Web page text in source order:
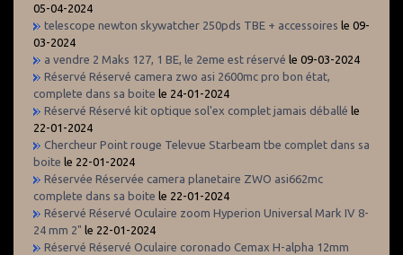
05-04-2024
telescope newton skywatcher 250pds TBE + accessoires le 09-
03-2024
a vendre 2 Maks 127, 1 BE, le 2eme est réservé le 09-03-2024
Réservé Réservé camera zwo asi 2600mc pro bon état,
complete dans sa boite le 24-01-2024
Réservé Réservé kit optique sol'ex complet jamais déballé le
22-01-2024
Chercheur Point rouge Televue Starbeam tbe complet dans sa
boite le 22-01-2024
Réservée Réservée camera planetaire ZWO asi662mc
complete dans sa boite le 22-01-2024
Réservé Réservé Oculaire zoom Hyperion Universal Mark IV 8-
24 mm 2" le 22-01-2024
Réservé Réservé Oculaire coronado Cemax H-alpha 12mm